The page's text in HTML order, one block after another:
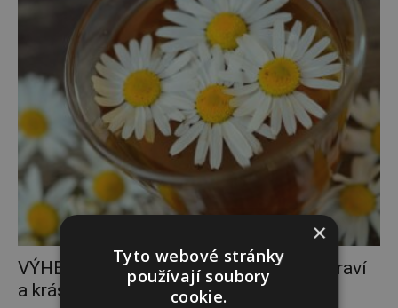
VÝHERCI: užitečná kniha Bylinky pro zdraví
a krásu
×
Tyto webové stránky
používají soubory
cookie.